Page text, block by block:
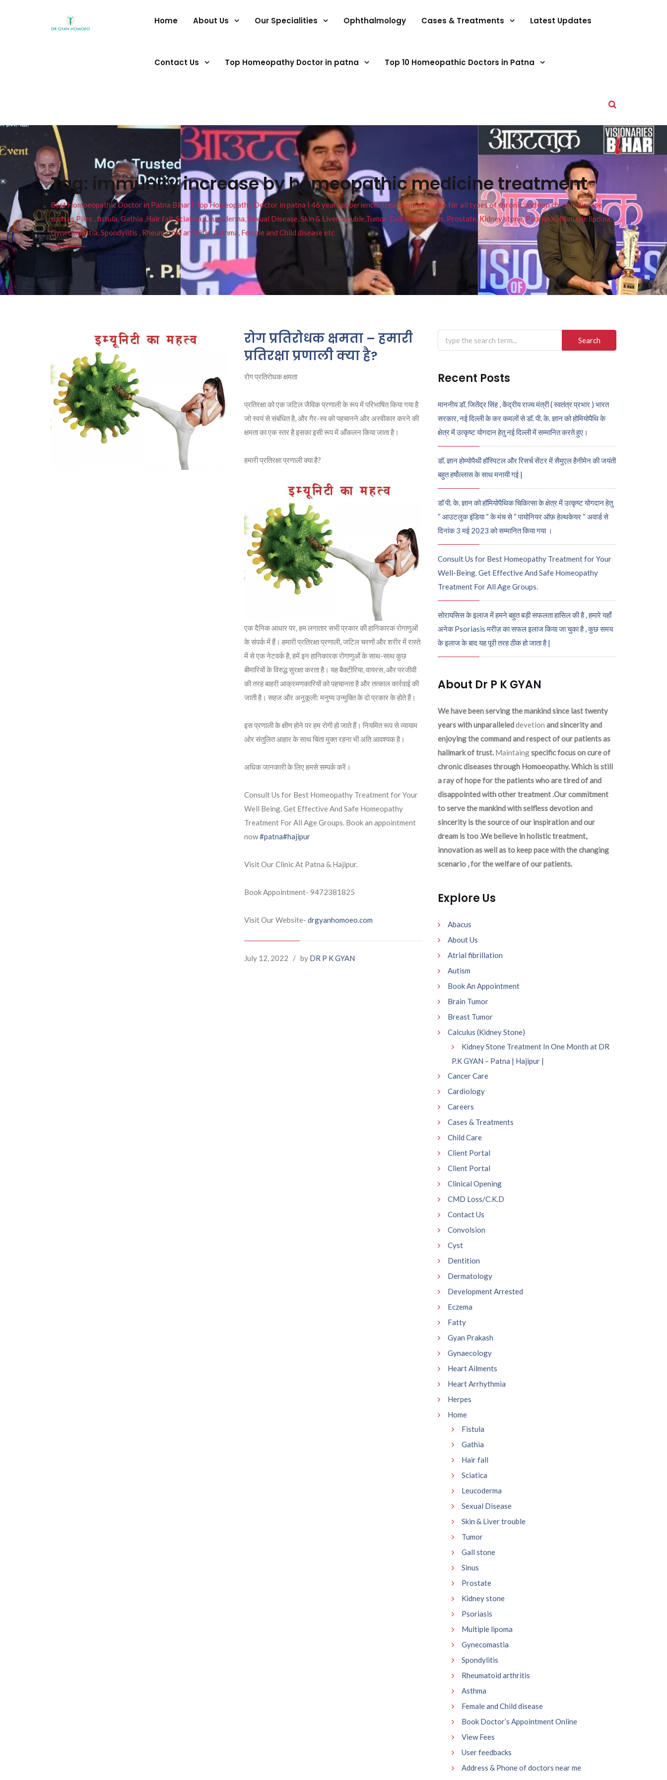
Home About Us Our Specialities Ophthalmology Cases & Treatments Latest Updates
Contact Us Top Homeopathy Doctor in patna Top 10 Homeopathic Doctors in Patna
Tag: immunity increase by homeopathic medicine treatment
Best Homoeopathic Doctor in Patna Bihar I Top Homeopathy Doctor in patna I 46 years experience. Treatment available for all types of chronic and non chronic disease
such as Piles , fistula, Gathia ,Hair fall, Sciatica, Leucoderma, Sexual Disease, Skin & Liver trouble,Tumor, Gall stone, Sinus, Prostate, Kidney stone, Psoriasis, Multiple lipoma,
Gynecomastia, Spondylitis , Rheumatoid arthritis, Asthma, Female and Child disease etc
रोग प्रतिरोधक क्षमता – हमारी
प्रतिरक्षा प्रणाली क्या है?
रोग प्रतिरोधक क्षमता
प्रतिरक्षा को एक जटिल जैविक प्रणाली के रूप में परिभाषित किया गया है
जो स्वयं से संबंधित है, और गैर-स्व को पहचानने और अस्वीकार करने की
क्षमता का एक स्तर है इसका इसी रूप में आँकलन किया जाता है।
हमारी प्रतिरक्षा प्रणाली क्या है?
एक दैनिक आधार पर, हम लगातार सभी प्रकार की हानिकारक रोगाणुओं
के संपर्क में हैं। हमारी प्रतिरक्षा प्रणाली, जटिल चरणों और शरीर में रास्ते
में से एक नेटवर्क है, हमें इन हानिकारक रोगाणुओं के साथ-साथ कुछ
बीमारियों के विरुद्ध सुरक्षा करता है। यह बैक्टीरिया, वायरस, और परजीवी
की तरह बाहरी आक्रमणकारियों को पहचानता है और तत्काल कार्रवाई की
जाती है। सहज और अनुकूली: मनुष्य उन्मुक्ति के दो प्रकार के होते हैं।
इस प्रणाली के क्षीण होने पर हम रोगी हो जाते हैं। नियमित रूप से व्यायाम
ओर संतुलित आहार के साथ चिंता मुक्त रहना भी अति आवश्यक है।
अधिक जानकारी के लिए हमसे सम्पर्क करें।
Consult Us for Best Homeopathy Treatment for Your
Well Being. Get Effective And Safe Homeopathy
Treatment For All Age Groups. Book an appointment
now#patna#hajipur
Visit Our Clinic At Patna & Hajipur.
Book Appointment- 9472381825
Visit Our Website- drgyanhomoeo.com
July 12, 2022 / by DR P K GYAN
Search
for:
Recent Posts
माननीय डॉ. जितेंद्र सिंह , केंद्रीय राज्य मंत्री ( स्वतंत्र प्रभार ) भारत
सरकार, नई दिल्ली के कर कमलों से डॉ. पी. के. ज्ञान को होमियोपैथि के
क्षेत्र में उत्कृष्ट योगदान हेतु नई दिल्ली में सम्मानित करते हुए।
डॉ. ज्ञान होम्योपैथी हॉस्पिटल और रिसर्च सेंटर में सैमुएल हैनीमेन की जयंती
बहुत हर्षोल्लास के साथ मनायी गई |
डॉ पी. के. ज्ञान को हॉमियोपैथिक चिकित्सा के क्षेत्र में उत्कृष्ट योगदान हेतु
“ आउटलुक इंडिया “ के मंच से “ पायोनियर ऑफ़ हेल्थकेयर “ अवार्ड से
दिनांक 3 मई 2023 को सम्मानित किया गया ।
Consult Us for Best Homeopathy Treatment for Your
Well-Being. Get Effective And Safe Homeopathy
Treatment For All Age Groups.
सोरायसिस के इलाज में हमने बहुत बड़ी सफलता हासिल की है , हमारे यहाँ
अनेक Psoriasis मरीज़ का सफल इलाज किया जा चुका है , कुछ समय
के इलाज के बाद यह पूरी तरह ठीक हो जाता है |
About Dr P K GYAN
We have been serving the mankind since last twenty
years with unparalleleddevetion and sincerity and
enjoying the command and respect of our patients as
hallmark of trust. Maintaingspecific focus on cure of
chronic diseases through Homoeopathy. Which is still
a ray of hope for the patients who are tired of and
disappointed with other treatment .Our commitment
to serve the mankind with selfless devotion and
sincerity is the source of our inspiration and our
dream is too .We believe in holistic treatment,
innovation as well as to keep pace with the changing
scenario , for the welfare of our patients.
Explore Us
Abacus
About Us
Atrial fibrillation
Autism
Book An Appointment
Brain Tumor
Breast Tumor
Calculus (Kidney Stone)
Kidney Stone Treatment In One Month at DR
P.K GYAN – Patna | Hajipur |
Cancer Care
Cardiology
Careers
Cases & Treatments
Child Care
Client Portal
Client Portal
Clinical Opening
CMD Loss/C.K.D
Contact Us
Convolsion
Cyst
Dentition
Dermatology
Development Arrested
Eczema
Fatty
Gyan Prakash
Gynaecology
Heart Ailments
Heart Arrhythmia
Herpes
Home
Fistula
Gathia
Hair fall
Sciatica
Leucoderma
Sexual Disease
Skin & Liver trouble
Tumor
Gall stone
Sinus
Prostate
Kidney stone
Psoriasis
Multiple lipoma
Gynecomastia
Spondylitis
Rheumatoid arthritis
Asthma
Female and Child disease
Book Doctor’s Appointment Online
View Fees
User feedbacks
Address & Phone of doctors near me